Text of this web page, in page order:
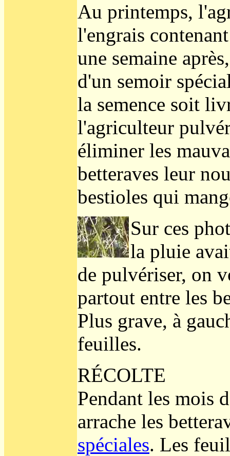
Au printemps,
l'engrais
une semaine
d'un semoir
la semence soit
l'agriculteur
éliminer les
betteraves leur
bestioles qui
Sur ces
la pluie
de pulvériser, on
partout entre les
Plus grave, à
feuilles.
RÉCOLTE
Pendant les mois
arrache les
spéciales. Les